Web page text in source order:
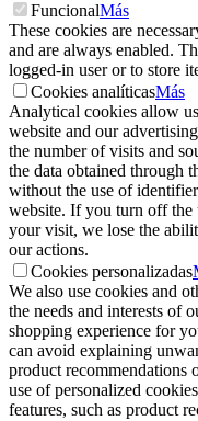
FuncionalMás
These cookies are
and are always enabled.
logged-in user or to store
Cookies analíticasMás
Analytical cookies allow
website and our
the number of visits and
the data obtained through
without the use of
website. If you turn off the
your visit, we lose the
our actions.
Cookies personalizadas
We also use cookies and
the needs and interests of
shopping experience for
can avoid explaining
product recommendations
use of personalized
features, such as product